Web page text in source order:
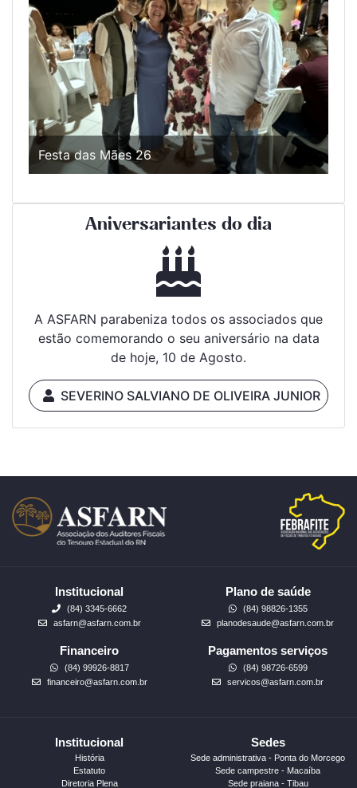
Festa das Mães 26
Aniversariantes do dia
A ASFARN parabeniza todos os associados que
estão comemorando o seu aniversário na data
de hoje, 10 de Agosto.
SEVERINO SALVIANO DE OLIVEIRA JUNIOR
Institucional
(84) 3345-6662
asfarn@asfarn.com.br
Plano de saúde
(84) 98826-1355
planodesaude@asfarn.com.br
Financeiro
(84) 99926-8817
financeiro@asfarn.com.br
Pagamentos serviços
(84) 98726-6599
servicos@asfarn.com.br
Institucional
História
Estatuto
Diretoria Plena
Sedes
Sede administrativa - Ponta do Morcego
Sede campestre - Macaíba
Sede praiana - Tibau